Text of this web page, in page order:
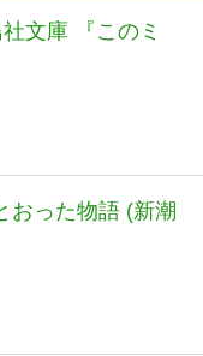
文庫 『このミ
おった物語 (新潮